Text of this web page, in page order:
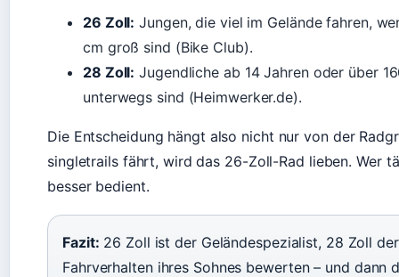
26 Zoll: Jungen, die viel im Gelände fahren,
cm groß sind (Bike Club).
28 Zoll: Jugendliche ab 14 Jahren oder über
unterwegs sind (Heimwerker.de).
Die Entscheidung hängt also nicht nur von der
singletrails fährt, wird das 26-Zoll-Rad lieben. Wer
besser bedient.
Fazit: 26 Zoll ist der Geländespezialist, 28 Zoll
Fahrverhalten ihres Sohnes bewerten – und dann